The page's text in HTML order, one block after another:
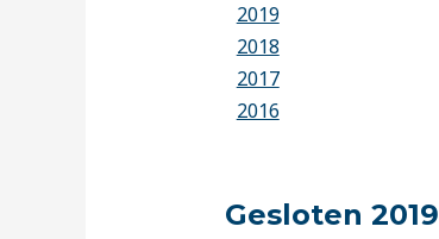
2019
2018
2017
2016
Gesloten 2019